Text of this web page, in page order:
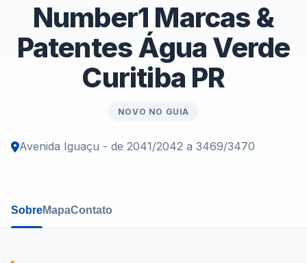
Number1 Marcas &
Patentes Água Verde
Curitiba PR
NOVO NO GUIA
Avenida Iguaçu - de 2041/2042 a 3469/3470
SobreMapaContato